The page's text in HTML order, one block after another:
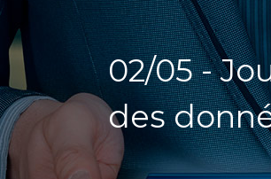
02/05 -
des